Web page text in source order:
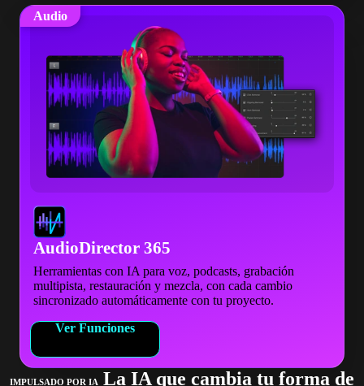
AudioDirector 365
Herramientas con IA para voz, podcasts, grabación
multipista, restauración y mezcla, con cada cambio
sincronizado automáticamente con tu proyecto.
Audio
Ver Funciones
IMPULSADO POR IA La IA que cambia tu forma de